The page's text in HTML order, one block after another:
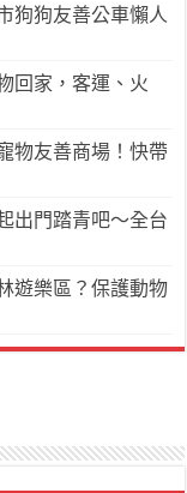
狗狗友善公車懶人
回家，客運、火
物友善商場！快帶
出門踏青吧～全台
遊樂區？保護動物